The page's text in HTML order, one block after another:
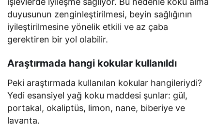
duyusunun zenginleştirilmesi, beyin sağlığının
iyileştirilmesine yönelik etkili ve az çaba
gerektiren bir yol olabilir.
Araştırmada hangi kokular kullanıldı
Peki araştırmada kullanılan kokular hangileriydi?
Yedi esansiyel yağ koku maddesi şunlar: gül,
portakal, okaliptüs, limon, nane, biberiye ve
lavanta.